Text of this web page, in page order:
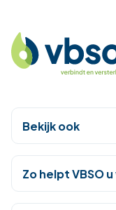
Bekijk ook
Zo helpt VBSO